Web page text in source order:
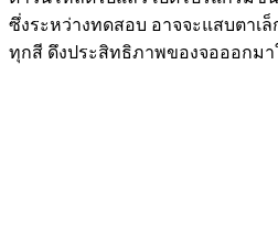
ซึ่งระหว่างทดสอบ อาจจะแสบตาเ
ทุกสี ดึงประสิทธิภาพของจอออกมา